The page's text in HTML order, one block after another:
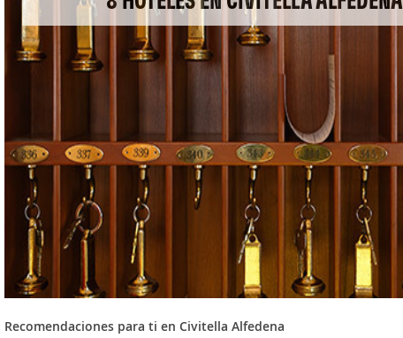
Recomendaciones para ti en Civitella Alfedena